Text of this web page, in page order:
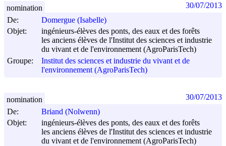
De:
Domergue (Isabelle)
Objet:
ingénieurs-élèves des ponts, des eaux et des forêts
les anciens élèves de l'Institut des sciences et industrie
du vivant et de l'environnement (AgroParisTech)
Groupe:
Institut des sciences et industrie du vivant et de
l'environnement (AgroParisTech)
nomination 30/07/2013
De:
Briand (Nolwenn)
Objet:
ingénieurs-élèves des ponts, des eaux et des forêts
les anciens élèves de l'Institut des sciences et industrie
du vivant et de l'environnement (AgroParisTech)
nomination 30/07/2013